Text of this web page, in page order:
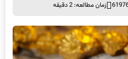
زمان مطالعه: 2 دقیقه